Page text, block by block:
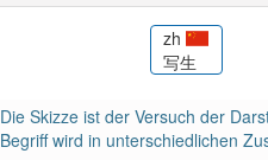
zh
写生
Die Skizze ist der Versuch der
Begriff wird in unterschiedlichen